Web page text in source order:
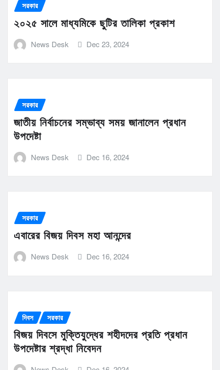
সরকার
২০২৫ সালে মাধ্যমিকে ছুটির তালিকা প্রকাশ
News Desk Dec 23, 2024
সরকার
জাতীয় নির্বাচনের সম্ভাব্য সময় জানালেন প্রধান
উপদেষ্টা
News Desk Dec 16, 2024
সরকার
এবারের বিজয় দিবস মহা আনন্দের
News Desk Dec 16, 2024
দিবস সরকার
বিজয় দিবসে মুক্তিযুদ্ধের শহীদদের প্রতি প্রধান
উপদেষ্টার শ্রদ্ধা নিবেদন